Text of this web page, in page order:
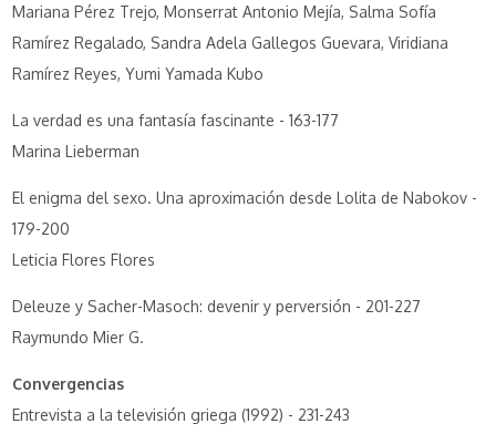
Mariana Pérez Trejo, Monserrat Antonio Mejía, Salma Sofía
Ramírez Regalado, Sandra Adela Gallegos Guevara, Viridiana
Ramírez Reyes, Yumi Yamada Kubo
La verdad es una fantasía fascinante - 163-177
Marina Lieberman
El enigma del sexo. Una aproximación desde Lolita de Nabokov -
179-200
Leticia Flores Flores
Deleuze y Sacher-Masoch: devenir y perversión - 201-227
Raymundo Mier G.
Convergencias
Entrevista a la televisión griega (1992) - 231-243